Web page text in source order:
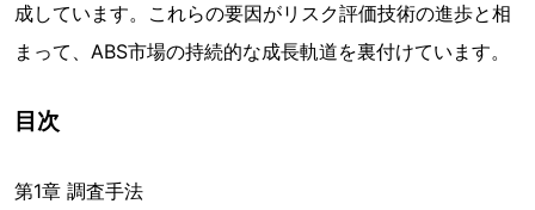
成しています。これらの要因がリスク評価技術の進歩と相
まって、ABS市場の持続的な成長軌道を裏付けています。
目次
第1章 調査手法